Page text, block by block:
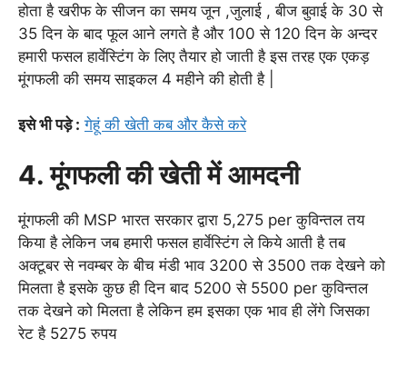
होता है खरीफ के सीजन का समय जून ,जुलाई , बीज बुवाई के 30 से
35 दिन के बाद फूल आने लगते है और 100 से 120 दिन के अन्दर
हमारी फसल हार्वेस्टिंग के लिए तैयार हो जाती है इस तरह एक एकड़
मूंगफली की समय साइकल 4 महीने की होती है |
इसे भी पड़े : गेहूं की खेती कब और कैसे करे
4.मूंगफली की खेती में आमदनी
मूंगफली की MSP भारत सरकार द्वारा 5,275 per कुविन्तल तय
किया है लेकिन जब हमारी फसल हार्वेस्टिंग ले किये आती है तब
अक्टूबर से नवम्बर के बीच मंडी भाव 3200 से 3500 तक देखने को
मिलता है इसके कुछ ही दिन बाद 5200 से 5500 per कुविन्तल
तक देखने को मिलता है लेकिन हम इसका एक भाव ही लेंगे जिसका
रेट है 5275 रुपय